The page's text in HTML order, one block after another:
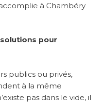
à Chambéry
pour
publics ou privés,
à la même
pas dans le vide, il